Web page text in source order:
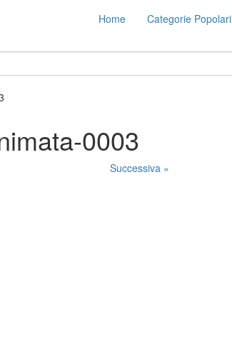
Home Categorie Popolari
0003
Successiva »